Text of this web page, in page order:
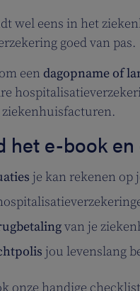
wel eens in het
goed van pas.
een dagopname of
ziekenhuisfacturen.
het e-book
je kan rekenen op
van je
jou levenslang